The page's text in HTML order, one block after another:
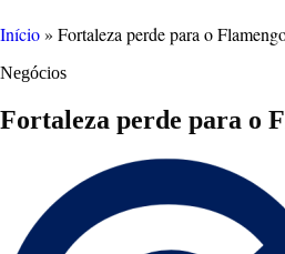
Início» Fortaleza perde para o
Negócios
Fortaleza perde para o